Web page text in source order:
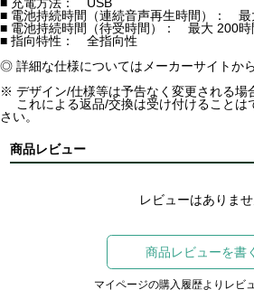
■ 電池持続時間（連続音声再生時間）： 最
■ 電池持続時間（待受時間）： 最大 200時
■ 指向特性： 全指向性
◎ 詳細な仕様についてはメーカーサイトか
※ デザイン/仕様等は予告なく変更される場
これによる返品/交換は受け付けることは
さい。
商品レビュー
レビューはありま
商品レビューを書く
マイページの購入履歴よりレビ